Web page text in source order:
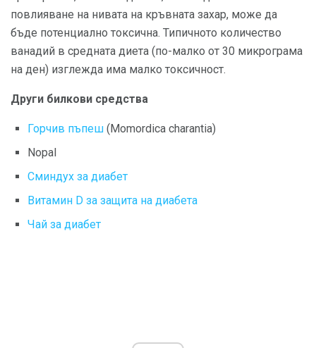
повлияване на нивата на кръвната захар, може да
бъде потенциално токсична. Типичното количество
ванадий в средната диета (по-малко от 30 микрограма
на ден) изглежда има малко токсичност.
Други билкови средства
Горчив пъпеш (Momordica charantia)
Nopal
Сминдух за диабет
Витамин D за защита на диабета
Чай за диабет